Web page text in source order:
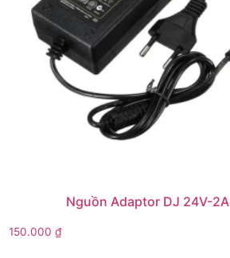
Nguồn Adaptor DJ 24V-2A
150.000 ₫